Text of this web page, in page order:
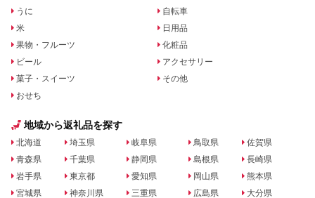
うに
米
果物・フルーツ
ビール
菓子・スイーツ
おせち
自転車
日用品
化粧品
アクセサリー
その他
地域から返礼品を探す
北海道
青森県
岩手県
宮城県
埼玉県
千葉県
東京都
神奈川県
岐阜県
静岡県
愛知県
三重県
鳥取県
島根県
岡山県
広島県
佐賀県
長崎県
熊本県
大分県